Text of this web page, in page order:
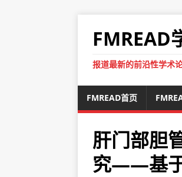
FMREAD
报道最新的前沿性学术
FMREAD首页
肝门部胆
究——基于